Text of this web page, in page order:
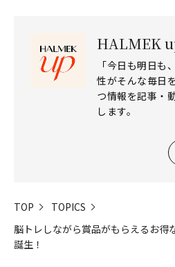
HALMEK
「今日も明日も
性がそんな毎日
つ情報を記事・
します。
TOP
TOPICS
脳トレしながら賞品がもらえるお得
誕生！